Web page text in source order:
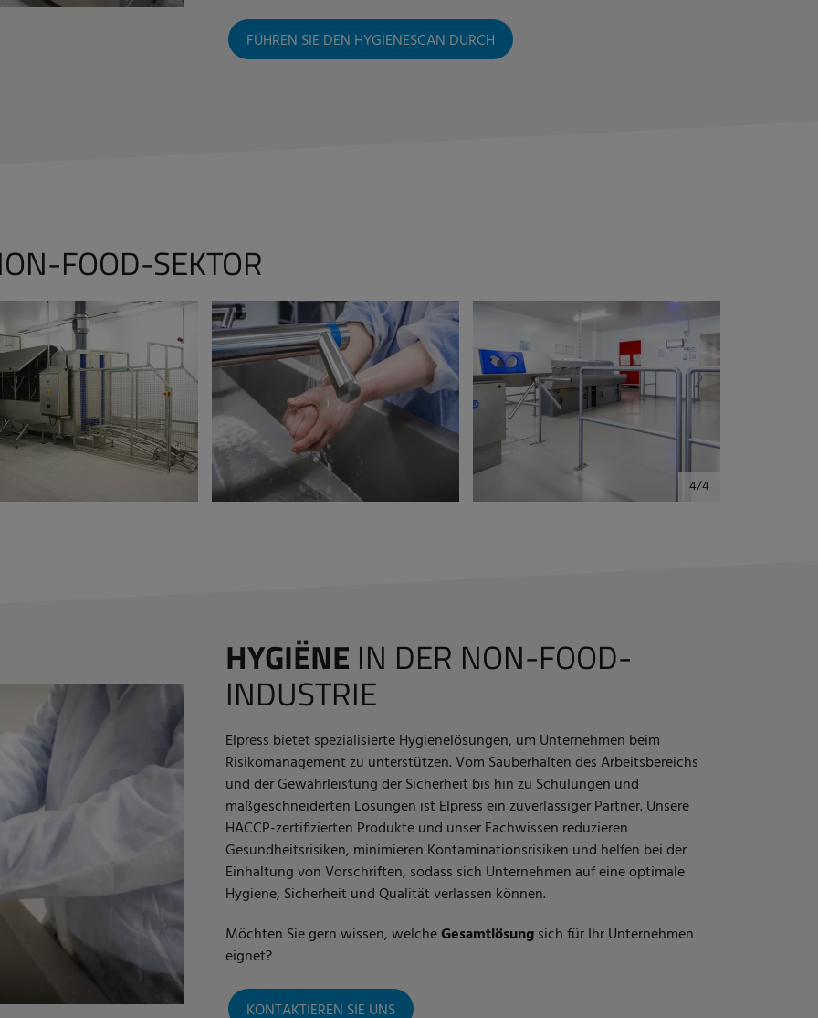
FÜHREN SIE DEN HYGIENESCAN DURCH
FOOD-SEKTOR
HYGIËNE IN DER NON-FOOD-
INDUSTRIE
Elpress bietet spezialisierte Hygienelösungen, um Unternehmen beim
Risikomanagement zu unterstützen. Vom Sauberhalten des Arbeitsbereichs
und der Gewährleistung der Sicherheit bis hin zu Schulungen und
maßgeschneiderten Lösungen ist Elpress ein zuverlässiger Partner. Unsere
HACCP-zertifizierten Produkte und unser Fachwissen reduzieren
Gesundheitsrisiken, minimieren Kontaminationsrisiken und helfen bei der
Einhaltung von Vorschriften, sodass sich Unternehmen auf eine optimale
Hygiene, Sicherheit und Qualität verlassen können.
Möchten Sie gern wissen, welcheGesamtlösungsich für Ihr Unternehmen
eignet?
KONTAKTIEREN SIE UNS